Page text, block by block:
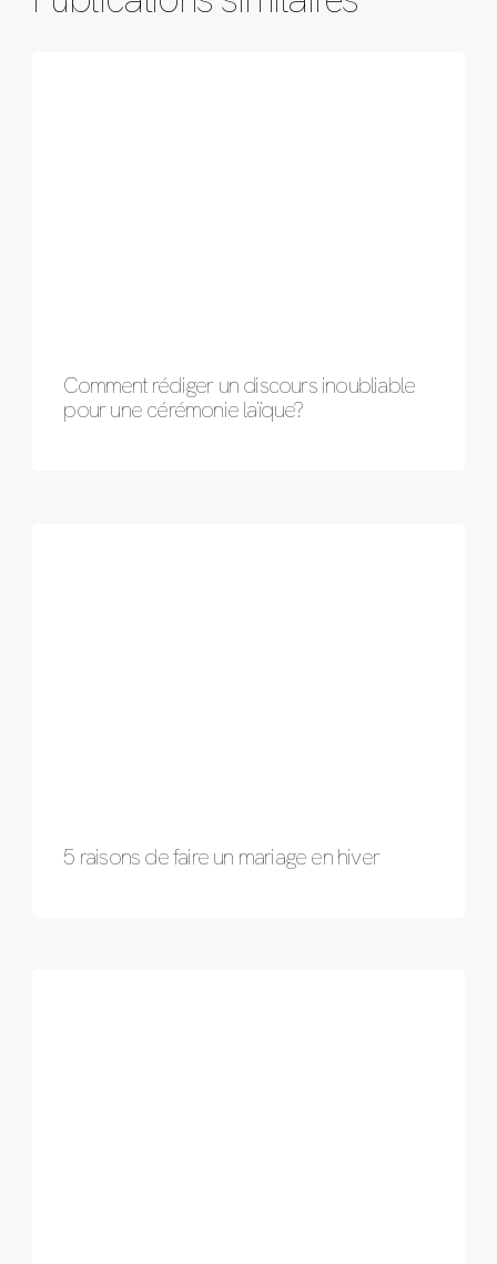
Comment rédiger un discours inoubliable
pour une cérémonie laïque?
5 raisons de faire un mariage en hiver